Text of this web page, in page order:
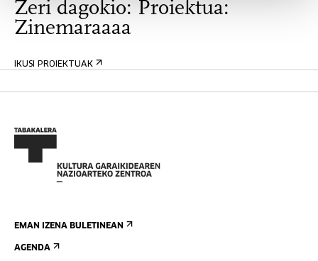
Zeri dagokio: Proiektua:
Zinemaraaaa
IKUSI PROIEKTUAK
EMAN IZENA BULETINEAN
AGENDA